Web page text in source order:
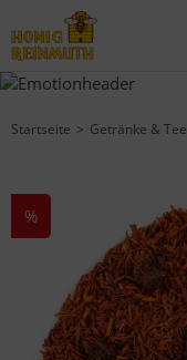
Startseite Getränke & Tee
%